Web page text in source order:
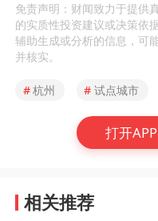
免责声明：财闻致力于提供
的实质性投资建议或决策依
辅助生成或分析的信息，可
并核实。
#杭州 # 试点城市
打开
相关推荐